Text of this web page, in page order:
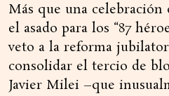
Más que una
el asado para los “87
veto a la reforma
consolidar el tercio de
Javier Milei –que